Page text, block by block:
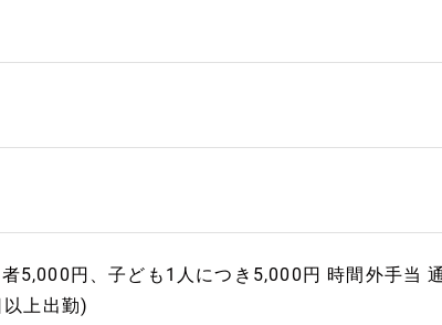
5,000円、子ども1人につき5,000円 時間外手当
上出勤)